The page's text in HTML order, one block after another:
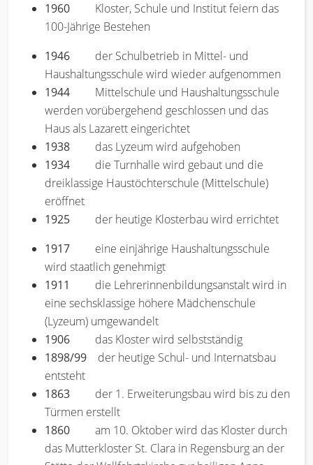
1960 Kloster, Schule und Institut feiern das
100-Jährige Bestehen
1946 der Schulbetrieb in Mittel- und
Haushaltungsschule wird wieder aufgenommen
1944 Mittelschule und Haushaltungsschule
werden vorübergehend geschlossen und das
Haus als Lazarett eingerichtet
1938 das Lyzeum wird aufgehoben
1934 die Turnhalle wird gebaut und die
dreiklassige Haustöchterschule (Mittelschule)
eröffnet
1925 der heutige Klosterbau wird errichtet
1917 eine einjährige Haushaltungsschule
wird staatlich genehmigt
1911 die Lehrerinnenbildungsanstalt wird in
eine sechsklassige höhere Mädchenschule
(Lyzeum) umgewandelt
1906 das Kloster wird selbstständig
1898/99 der heutige Schul- und Internatsbau
entsteht
1863 der 1. Erweiterungsbau wird bis zu den
Türmen erstellt
1860
am 10. Oktober wird das Kloster durch
das Mutterkloster St. Clara in Regensburg an der